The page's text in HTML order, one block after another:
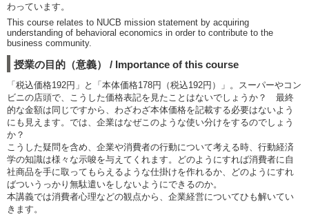
わっています。
This course relates to NUCB mission statement by acquiring
understanding of behavioral economics in order to contribute to the
business community.
授業の目的（意義） / Importance of this course
「税込価格192円」と「本体価格178円（税込192円）」。スーパーやコン
ビニの店頭で、こうした価格表記を見たことはないでしょうか？ 最終
的な金額は同じですから、わざわざ本体価格を記載する必要はないよう
にも見えます。では、企業はなぜこのような使い分けをするのでしょう
か？
こうした疑問を含め、企業や消費者の行動について考える時、行動経済
学の知識は様々な示唆を与えてくれます。どのようにすれば消費者に自
社商品を手に取ってもらえるような仕掛けを作れるか、どのようにすれ
ばついうっかり無駄遣いをしないようにできるのか。
本講義では消費者心理などの観点から、企業経営についてひも解いてい
きます。